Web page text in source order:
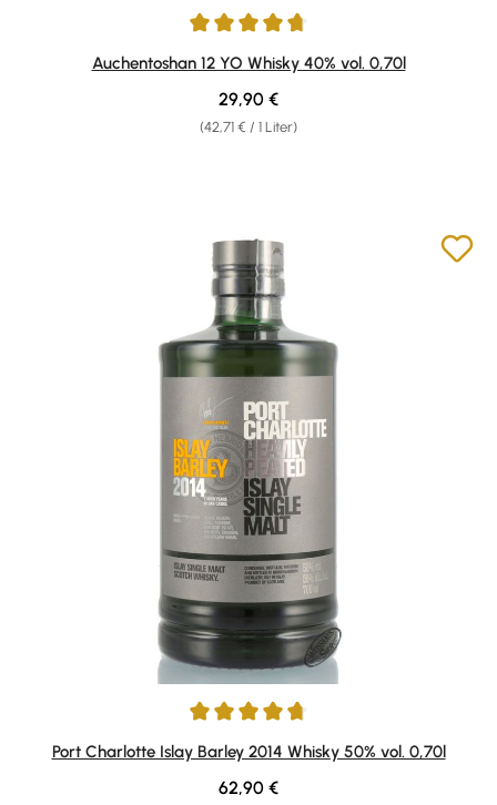
Durchschnittliche Bewertung von 4.75 von 5 Sternen
Auchentoshan 12 YO Whisky 40% vol. 0,70l
(42,71 € / 1 Liter)
Regulärer Preis:
29,90 €
Durchschnittliche Bewertung von 4.63 von 5 Sternen
Port Charlotte Islay Barley 2014 Whisky 50% vol. 0,70l
Regulärer Preis:
62,90 €